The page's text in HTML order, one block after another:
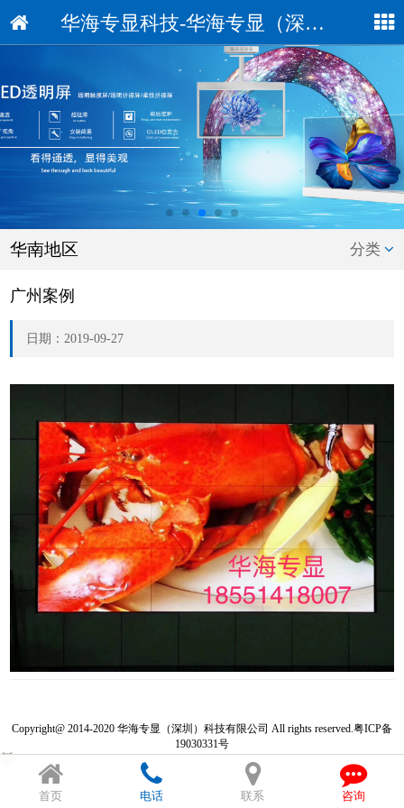
华海专显科技-华海专显（深圳）科技有限公司
华南地区 分类
广州案例
日期：2019-09-27
Copyright@ 2014-2020 华海专显（深圳）科技有限公司 All rights reserved.粤ICP备
19030331号
首页 电话 联系 咨询